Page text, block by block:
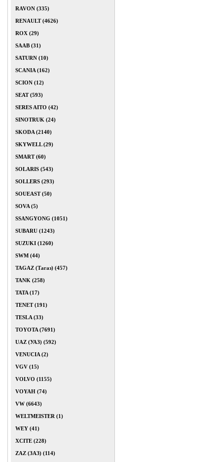
RAVON (335)
RENAULT (4626)
ROX (29)
SAAB (31)
SATURN (10)
SCANIA (162)
SCION (12)
SEAT (593)
SERES AITO (42)
SINOTRUK (24)
SKODA (2140)
SKYWELL (29)
SMART (60)
SOLARIS (543)
SOLLERS (293)
SOUEAST (50)
SOVA (5)
SSANGYONG (1051)
SUBARU (1243)
SUZUKI (1260)
SWM (44)
TAGAZ (Тагаз) (457)
TANK (258)
TATA (17)
TENET (191)
TESLA (33)
TOYOTA (7691)
UAZ (УАЗ) (592)
VENUCIA (2)
VGV (15)
VOLVO (1155)
VOYAH (74)
VW (6643)
WELTMEISTER (1)
WEY (41)
XCITE (228)
ZAZ (ЗАЗ) (114)